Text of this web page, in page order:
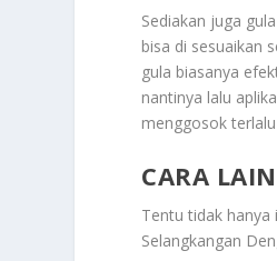
Sediakan juga
bisa di sesuaikan
gula biasanya
nantinya lalu
menggosok
CARA
Tentu tidak hanya
Selangkangan